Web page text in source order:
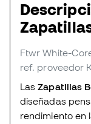
Ftwr White-
ref. proveedor
Las Zapatillas
diseñadas
rendimiento en